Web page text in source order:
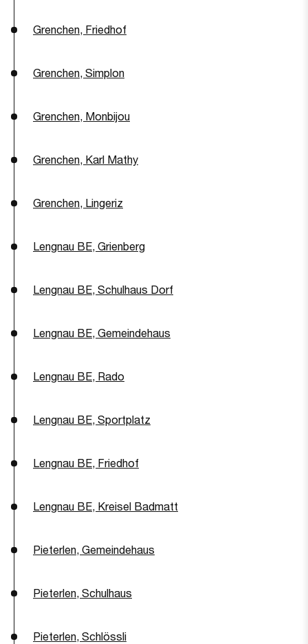
Grenchen, Friedhof
Grenchen, Simplon
Grenchen, Monbijou
Grenchen, Karl Mathy
Grenchen, Lingeriz
Lengnau BE, Grienberg
Lengnau BE, Schulhaus Dorf
Lengnau BE, Gemeindehaus
Lengnau BE, Rado
Lengnau BE, Sportplatz
Lengnau BE, Friedhof
Lengnau BE, Kreisel Badmatt
Pieterlen, Gemeindehaus
Pieterlen, Schulhaus
Pieterlen, Schlössli